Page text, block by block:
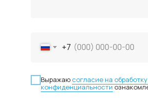
+7
Выражаю согласие на
конфиденциальности